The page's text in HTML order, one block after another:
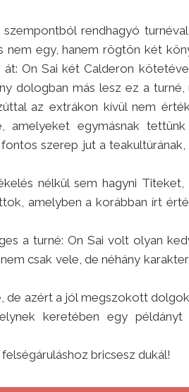
rendhagyó
nem egy, hanem rögtön két
On Sai két Calderon
dologban más lesz ez a turné,
az extrákon kívül nem
amelyeket egymásnak
szerep jut a teakultúrának,
nélkül sem hagyni
amelyben a korábban írt
a turné: On Sai volt olyan
csak vele, de néhány
de azért a jól megszokott
keretében egy
bricsesz dukál!